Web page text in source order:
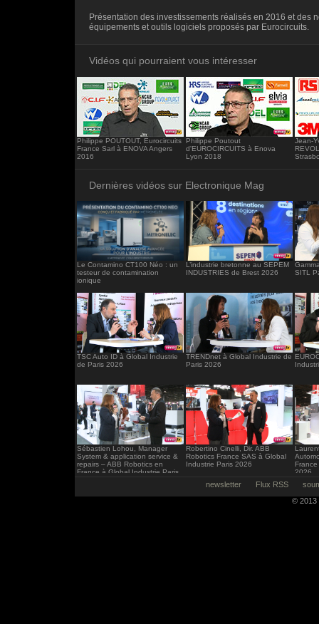
frameborder="0"></iframe>
Présentation des investissements réalisés en 2016 et des
équipements et outils logiciels proposés par Eurocircuits.
Vidéos qui pourraient vous intéresser
Philippe POUTOUT, Eurocircuits
France Sarl à ENOVA Angers
2016
Philippe Poutout
d'EUROCIRCUITS à Enova
Lyon 2018
Jean-
Dernières vidéos sur Electronique Mag
Le Contamino CT100 Néo : un
testeur de contamination
ionique
L’industrie bretonne au SEPEM
INDUSTRIES de Brest 2026
SITL
TSC Auto ID à Global Industrie
de Paris 2026
TRENDnet à Global Industrie de
Paris 2026
Sébastien Lohou, Manager
System & application service &
repairs – ABB Robotics en
France à Global Industrie Paris
Robertino Cinelli, Dir. ABB
Robotics France SAS à Global
Industrie Paris 2026
2026
newsletter Flux RSS
© 2013